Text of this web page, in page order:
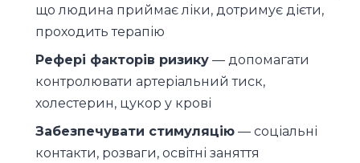
що людина приймає ліки, дотримує дієти,
проходить терапію
Рефері факторів ризику — допомагати
контролювати артеріальний тиск,
холестерин, цукор у крові
Забезпечувати стимуляцію — соціальні
контакти, розваги, освітні заняття